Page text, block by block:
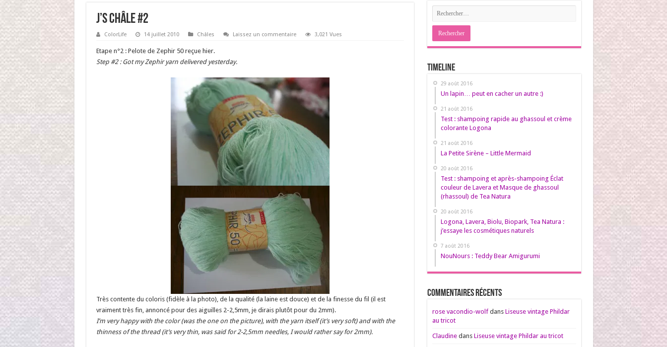
J’s Châle #2
ColorLife 14 juillet 2010 Châles Laissez un commentaire 3,021 Vues
Etape n°2 : Pelote de Zephir 50 reçue hier.
Step #2 : Got my Zephir yarn delivered yesterday.
Très contente du coloris (fidèle à la photo), de la qualité (la laine est douce) et de la finesse du fil (il est
vraiment très fin, annoncé pour des aiguilles 2-2,5mm, je dirais plutôt pour du 2mm).
I’m very happy with the color (was the one on the picture), with the yarn itself (it’s very soft) and with the
thinness of the thread (it’s very thin, was said for 2-2,5mm needles, I would rather say for 2mm).
Timeline
29 août 2016
Un lapin… peut en cacher un autre :)
21 août 2016
Test : shampoing rapide au ghassoul et crème
colorante Logona
21 août 2016
La Petite Sirène – Little Mermaid
20 août 2016
Test : shampoing et après-shampoing Éclat
couleur de Lavera et Masque de ghassoul
(rhassoul) de Tea Natura
20 août 2016
Logona, Lavera, Biolu, Biopark, Tea Natura :
j’essaye les cosmétiques naturels
7 août 2016
NouNours : Teddy Bear Amigurumi
Commentaires récents
rose vacondio-wolfdans Liseuse vintage Phildar
au tricot
Claudinedans Liseuse vintage Phildar au tricot